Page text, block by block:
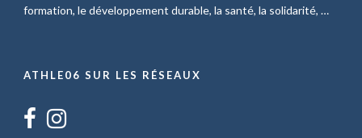
formation, le développement durable, la santé, la solidarité, …
ATHLE06 SUR LES RÉSEAUX